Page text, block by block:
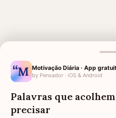
SAUDADE DA AVÓ
Motivação Diária · App
by Pensador · iOS & Android
Palavras que
precisar